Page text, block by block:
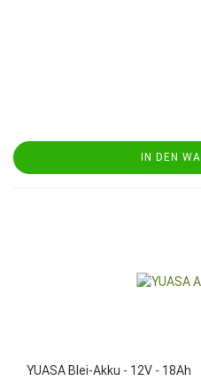
IN DEN
YUASA Blei-Akku - 12V - 18Ah